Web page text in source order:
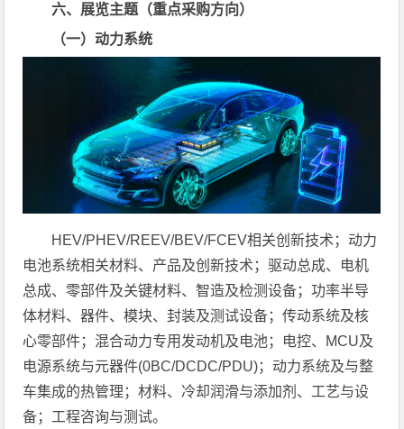
六、展览主题（重点采购方向）
（一）动力系统
HEV/PHEV/REEV/BEV/FCEV相关创新技术；动力
电池系统相关材料、产品及创新技术；驱动总成、电机
总成、零部件及关键材料、智造及检测设备；功率半导
体材料、器件、模块、封装及测试设备；传动系统及核
心零部件；混合动力专用发动机及电池；电控、MCU及
电源系统与元器件(0BC/DCDC/PDU)；动力系统及与整
车集成的热管理；材料、冷却润滑与添加剂、工艺与设
备；工程咨询与测试。